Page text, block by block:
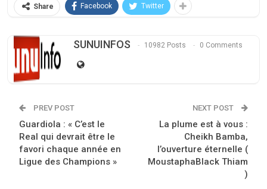
Share Facebook Twitter
SUNUINFOS 10982 Posts 0 Comments
PREV POST
Guardiola : « C’est le
Real qui devrait être le
favori chaque année en
Ligue des Champions »
NEXT POST
La plume est à vous :
Cheikh Bamba,
l’ouverture éternelle (
MoustaphaBlack Thiam
)